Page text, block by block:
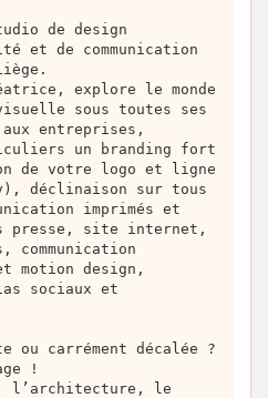
de design
et de communication
explore le monde
sous toutes ses
entreprises,
un branding fort
de votre logo et ligne
déclinaison sur tous
imprimés et
presse, site internet,
communication
motion design,
sociaux et
ou carrément décalée ?
!
l’architecture, le